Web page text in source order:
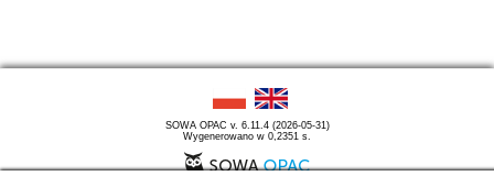
SOWA OPAC v. 6.11.4 (2026-05-31)
Wygenerowano w 0,2351 s.